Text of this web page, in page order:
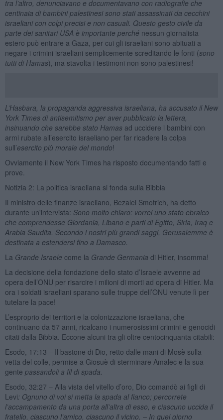
tra l’altro, denunciavano e documentavano con radiografie che
centinaia di bambini palestinesi sono stati assassinati da cecchini
israeliani con colpi precisi e non casuali. Questo gesto civile da
parte dei sanitari USA è importante perché nessun giornalista
estero può entrare a Gaza, per cui gli israeliani sono abituati a
negare i crimini israeliani semplicemente screditando le fonti (sono
tutti di Hamas), ma stavolta i testimoni non sono palestinesi!
L’Hasbara, la propaganda aggressiva israeliana, ha accusato il New
York Times di antisemitismo per aver pubblicato la lettera,
insinuando che sarebbe stato Hamas ad uccidere i bambini con
armi rubate all’esercito israeliano per far ricadere la colpa
sull’esercito più morale del mondo!
Ovviamente il New York Times ha risposto documentando fatti e
prove.
Notizia 2: La politica israeliana si fonda sulla Bibbia
Il ministro delle finanze israeliano, Bezalel Smotrich, ha detto
durante un'intervista: Sono molto chiaro: vorrei uno stato ebraico
che comprendesse Giordania, Libano e parti di Egitto, Siria, Iraq e
Arabia Saudita. Secondo i nostri più grandi saggi, Gerusalemme è
destinata a estendersi fino a Damasco.
La Grande Israele come la Grande Germania di Hitler, insomma!
La decisione della fondazione dello stato d’Israele avvenne ad
opera dell’ONU per risarcire i milioni di morti ad opera di Hitler. Ma
ora i soldati israeliani sparano sulle truppe dell’ONU venute lì per
tutelare la pace!
L’esproprio dei territori e la colonizzazione israeliana, che
continuano da 57 anni, ricalcano i numerosissimi crimini e genocidi
citati dalla Bibbia. Eccone alcuni tra gli oltre centocinquanta citabili:
Esodo, 17:13 – Il bastone di Dio, retto dalle mani di Mosè sulla
vetta del colle, permise a Giosuè di sterminare Amalec e la sua
gente passandoli a fil di spada.
Esodo, 32:27 – Alla vista del vitello d’oro, Dio comandò ai figli di
Levi: Ognuno di voi si metta la spada al fianco; percorrete
l’accampamento da una porta all’altra di esso, e ciascuno uccida il
fratello, ciascuno l’amico, ciascuno il vicino. – In quel giorno